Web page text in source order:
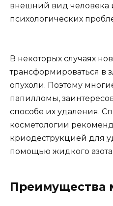
внешний вид человека
психологических
В некоторых случаях
трансформироваться в
опухоли. Поэтому
папилломы,
способе их удаления.
косметологии
криодеструкцией для
помощью жидкого азота.
Преимущества